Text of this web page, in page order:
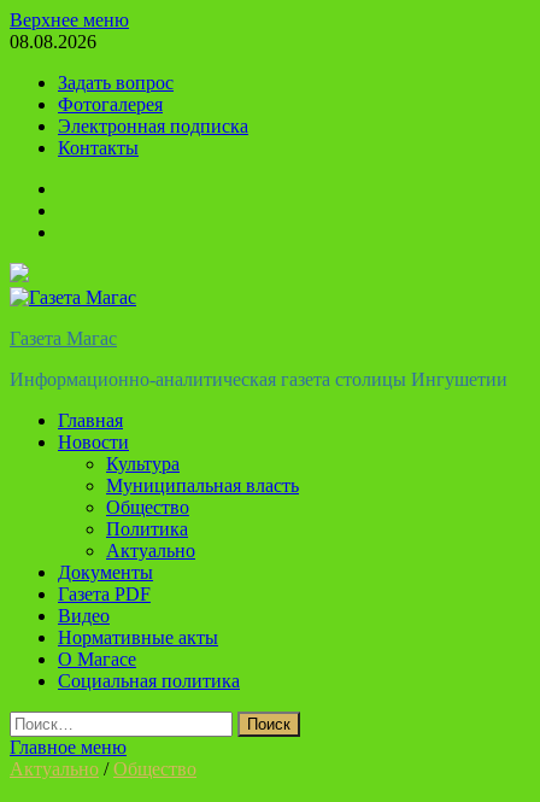
Перейти
к
Верхнее меню
08.08.2026
Задать вопрос
Фотогалерея
Электронная подписка
Контакты
Газета Магас
Информационно-аналитическая газета столицы Ингушетии
Главная
Новости
Культура
Муниципальная власть
Общество
Политика
Актуально
Документы
Газета PDF
Видео
Нормативные акты
О Магасе
Социальная политика
Найти:
Главное меню
Актуально /Общество